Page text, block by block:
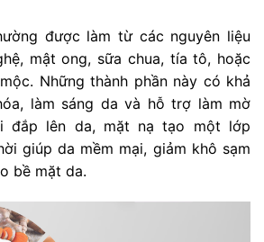
được làm từ các nguyên liệu
mật ong, sữa chua, tía tô, hoặc
Những thành phần này có khả
làm sáng da và hỗ trợ làm mờ
đắp lên da, mặt nạ tạo một lớp
giúp da mềm mại, giảm khô sạm
bề mặt da.